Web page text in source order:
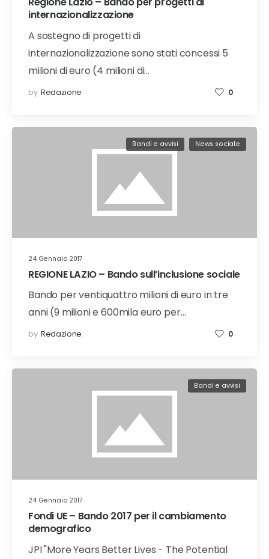
internazionalizzazione
A sostegno di progetti di
internazionalizzazione sono stati concessi 5
milioni di euro (4 milioni di…
by Redazione 0
24 Gennaio 2017
Bandi e avvisi News sociale
REGIONE LAZIO – Bando sull’inclusione sociale
Bando per ventiquattro milioni di euro in tre
anni (9 milioni e 600mila euro per…
by Redazione 0
24 Gennaio 2017
Bandi e avvisi
Fondi UE – Bando 2017 per il cambiamento
demografico
JPI "More Years Better Lives - The Potential